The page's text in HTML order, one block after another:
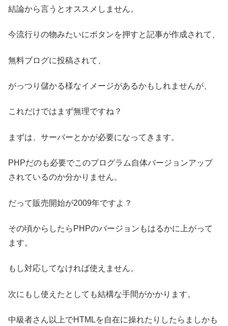
結論から言うとオススメしません。
今流行りの物みたいにボタンを押すと記事が作成されて、
無料ブログに投稿されて、
がっつり儲かる様なイメージがあるかもしれませんが、
これだけではまず無理ですね？
まずは、サーバーとかが必要になってきます。
PHPだのも必要でこのプログラム自体バージョンアップ
されているのか分かりません。
だって販売開始が2009年ですよ？
その頃からしたらPHPのバージョンもはるかに上がって
ます。
もし対応してなければ使えません。
次にもし使えたとしても結構な手間がかかります。
中級者さん以上でHTMLを自在に操れたりしたらましかも